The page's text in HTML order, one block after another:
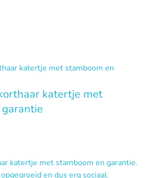
katertje met
katertje met stamboom en garantie.
en dus erg sociaal.